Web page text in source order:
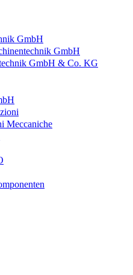
GmbH
GmbH
GmbH & Co. KG
Meccaniche